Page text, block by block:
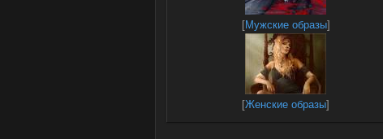
[Мужские образы]
[Женские образы]